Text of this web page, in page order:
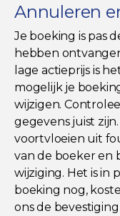
Annuleren
Je boeking is pas
hebben
lage actieprijs is
mogelijk je
wijzigen.
gegevens juist
voortvloeien uit
van de boeker en
wijziging. Het is in
boeking nog,
ons de